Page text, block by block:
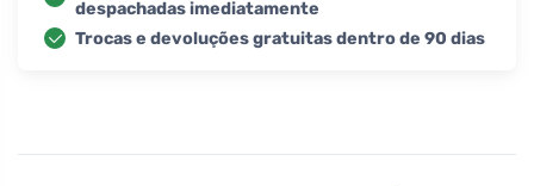
despachadas imediatamente
Trocas e devoluções gratuitas dentro de 90 dias